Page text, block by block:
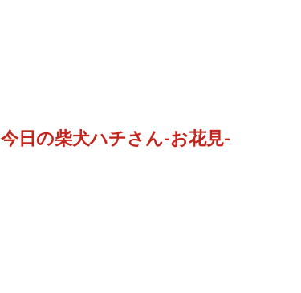
今日の柴犬ハチさん-お花見-